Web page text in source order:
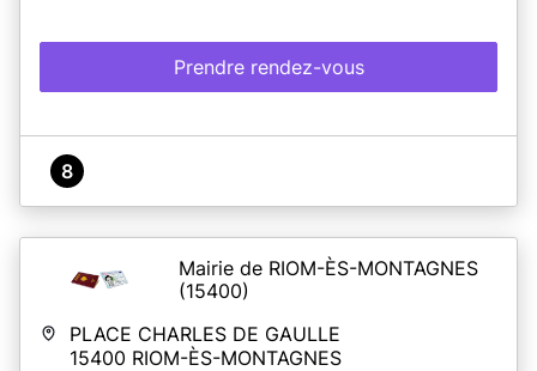
Prendre rendez-vous
8
Mairie de RIOM-ÈS-MONTAGNES
(15400)
PLACE CHARLES DE GAULLE
15400 RIOM-ÈS-MONTAGNES